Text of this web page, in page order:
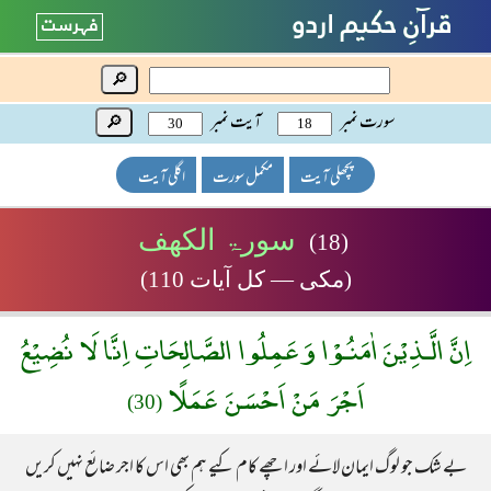
🔎
سورت نمبر آیت نمبر 🔎
پچھلی آیت مکمل سورت اگلی آیت
(18) سورۃ الکھف
(مکی — کل آیات 110)
اِنَّ الَّـذِيْنَ اٰمَنُـوْا وَعَمِلُوا الصَّالِحَاتِ اِنَّا لَا نُضِيْعُ
اَجْرَ مَنْ اَحْسَنَ عَمَلًا (30)
بے شک جو لوگ ایمان لائے اور اچھے کام کیے ہم بھی اس کا اجر ضائع نہیں کریں